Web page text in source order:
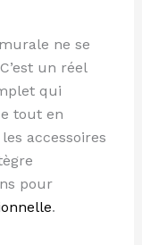
ne se
un réel
qui
tout en
accessoires
pour
.